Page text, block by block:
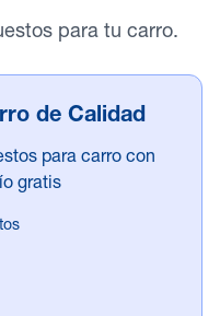
para tu carro.
de Calidad
para carro con
gratis